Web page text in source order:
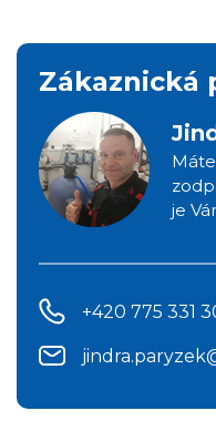
Zákaznická
je
+420 775 331